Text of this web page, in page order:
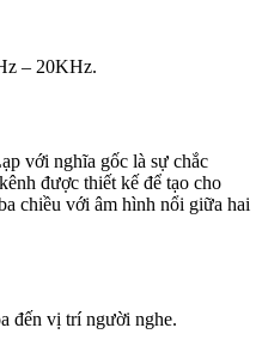
– 20KHz.
với nghĩa gốc là sự chắc
được thiết kế để tạo cho
chiều với âm hình nổi giữa hai
đến vị trí người nghe.